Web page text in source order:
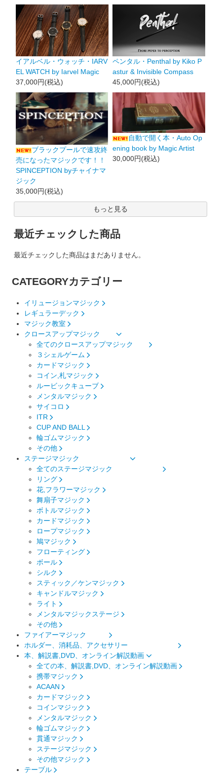
イアルベル・ウォッチ・IARV
EL WATCH by Iarvel Magic
37,000円(税込)
ペンタル・Penthal by Kiko P
astur & Invisible Compass
45,000円(税込)
ブラックプールで速攻終
売になったマジックです！！
SPINCEPTION byチャイナマ
ジック
35,000円(税込)
自動で開く本・Auto Op
ening book by Magic Artist
30,000円(税込)
もっと見る
最近チェックした商品
最近チェックした商品はまだありません。
CATEGORYカテゴリー
イリュージョンマジック
レギュラーデック
マジック教室
クロースアップマジック
全てのクロースアップマジック
３シェルゲーム
カードマジック
コイン,札マジック
ルービックキューブ
メンタルマジック
サイコロ
ITR
CUP AND BALL
輪ゴムマジック
その他
ステージマジック
全てのステージマジック
リング
花,フラワーマジック
舞扇子マジック
ボトルマジック
カードマジック
ロープマジック
鳩マジック
フローティング
ボール
シルク
スティック／ケンマジック
キャンドルマジック
ライト
メンタルマジックステージ
その他
ファイアーマジック
ホルダー、消耗品、アクセサリー
本、解説書,DVD、オンライン解説動画
全ての本、解説書,DVD、オンライン解説動画
携帯マジック
ACAAN
カードマジック
コインマジック
メンタルマジック
輪ゴムマジック
貫通マジック
ステージマジック
その他マジック
テーブル